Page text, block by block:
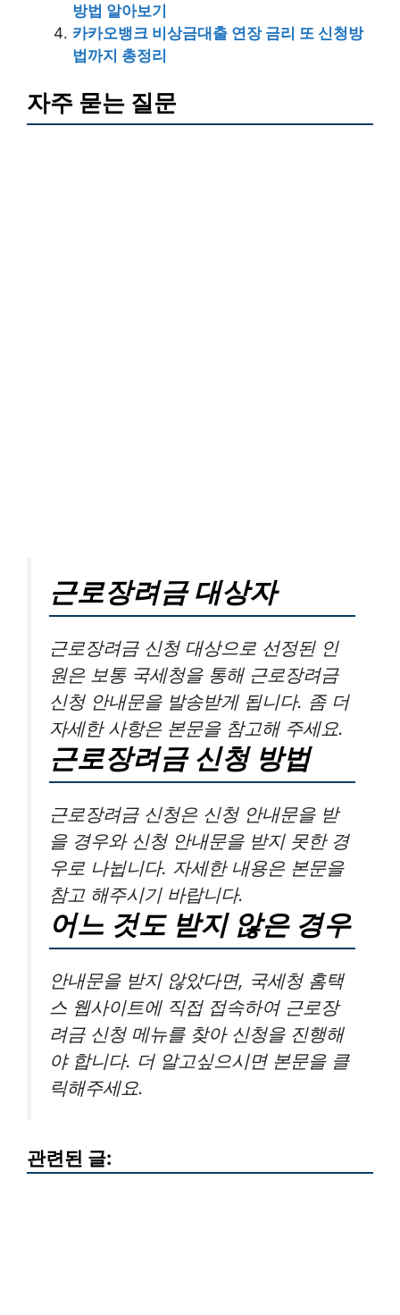
방법 알아보기
카카오뱅크 비상금대출 연장 금리 또 신청방
법까지 총정리
자주 묻는 질문
근로장려금 대상자
근로장려금 신청 대상으로 선정된 인
원은 보통 국세청을 통해 근로장려금
신청 안내문을 발송받게 됩니다. 좀 더
자세한 사항은 본문을 참고해 주세요.
근로장려금 신청 방법
근로장려금 신청은 신청 안내문을 받
을 경우와 신청 안내문을 받지 못한 경
우로 나뉩니다. 자세한 내용은 본문을
참고 해주시기 바랍니다.
어느 것도 받지 않은 경우
안내문을 받지 않았다면, 국세청 홈택
스 웹사이트에 직접 접속하여 근로장
려금 신청 메뉴를 찾아 신청을 진행해
야 합니다. 더 알고싶으시면 본문을 클
릭해주세요.
관련된 글: